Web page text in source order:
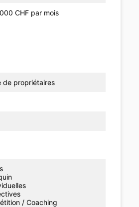
CHF par mois
de propriétaires
/ Coaching